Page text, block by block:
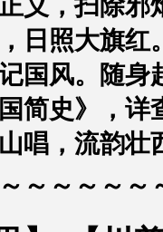
义，扫除邪
日照大旗红
国风。随身
简史》，详
唱，流韵壮
～～～～～